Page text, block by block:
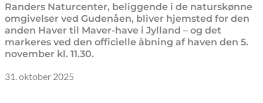
Randers Naturcenter, beliggende i de naturskønne
omgivelser ved Gudenåen, bliver hjemsted for den
anden Haver til Maver-have i Jylland – og det
markeres ved den officielle åbning af haven den 5.
november kl. 11.30.
31. oktober 2025